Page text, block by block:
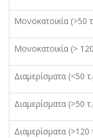
Μονοκατοικία (>50
Μονοκατοικία (>
Διαμερίσματα (<50
Διαμερίσματα (>50
Διαμερίσματα (>120